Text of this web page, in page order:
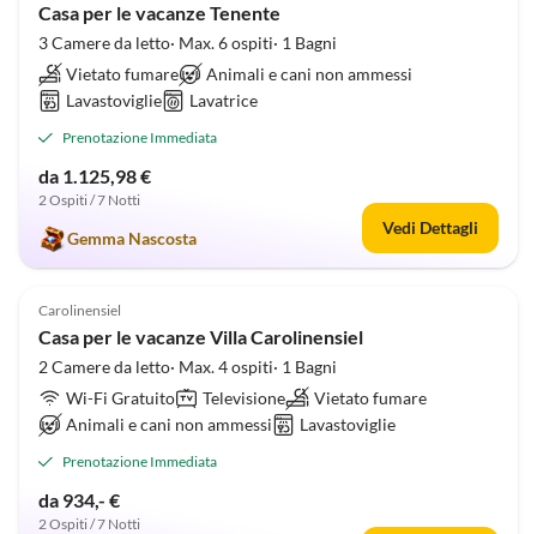
Casa per le vacanze Tenente
3 Camere da letto· Max. 6 ospiti· 1 Bagni
Vietato fumare
Animali e cani non ammessi
Lavastoviglie
Lavatrice
Prenotazione Immediata
da 1.125,98 €
2 Ospiti / 7 Notti
Gemma Nascosta
Vedi Dettagli
4.9 (16)
Carolinensiel
Casa per le vacanze Villa Carolinensiel
2 Camere da letto· Max. 4 ospiti· 1 Bagni
Wi-Fi Gratuito
Televisione
Vietato fumare
Animali e cani non ammessi
Lavastoviglie
Prenotazione Immediata
da 934,- €
2 Ospiti / 7 Notti